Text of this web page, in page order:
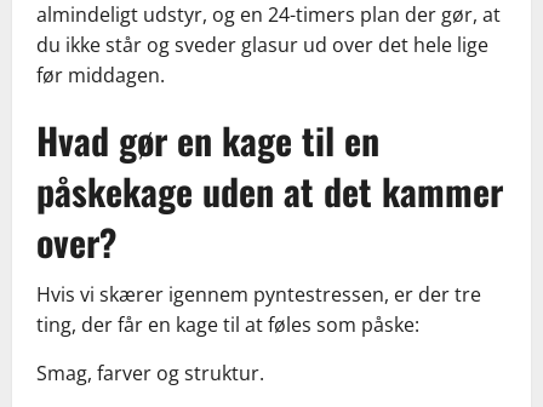
almindeligt udstyr, og en 24-timers plan der gør, at
du ikke står og sveder glasur ud over det hele lige
før middagen.
Hvad gør en kage til en
påskekage uden at det kammer
over?
Hvis vi skærer igennem pyntestressen, er der tre
ting, der får en kage til at føles som påske:
Smag, farver og struktur.